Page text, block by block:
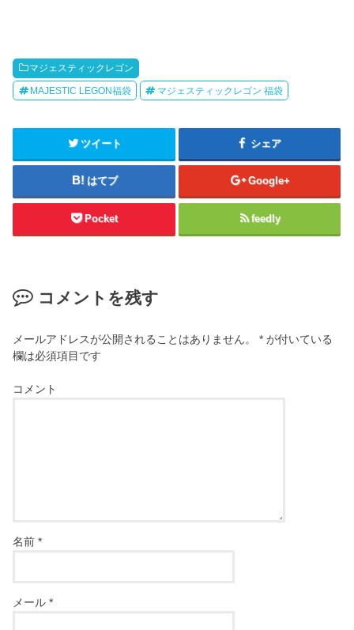
マジェスティックレゴン
MAJESTIC LEGON福袋 マジェスティックレゴン 福袋
ツイート シェア
はてブ Google+
Pocket feedly
コメントを残す
メールアドレスが公開されることはありません。 * が付いている
欄は必須項目です
コメント
名前*
メール*